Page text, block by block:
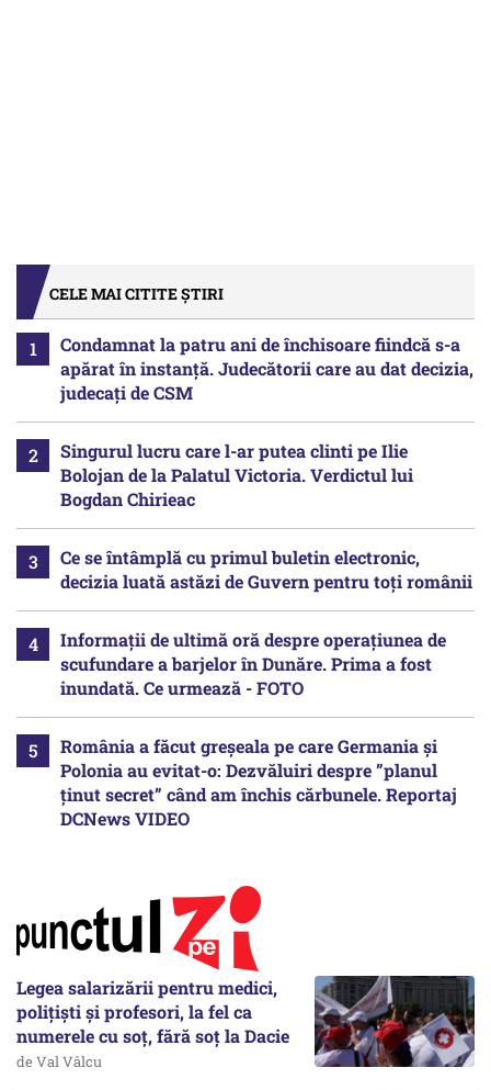
CELE MAI CITITE ȘTIRI
Condamnat la patru ani de închisoare fiindcă s-a
apărat în instanță. Judecătorii care au dat decizia,
judecați de CSM
Singurul lucru care l-ar putea clinti pe Ilie
Bolojan de la Palatul Victoria. Verdictul lui
Bogdan Chirieac
Ce se întâmplă cu primul buletin electronic,
decizia luată astăzi de Guvern pentru toți românii
Informații de ultimă oră despre operațiunea de
scufundare a barjelor în Dunăre. Prima a fost
inundată. Ce urmează - FOTO
România a făcut greșeala pe care Germania și
Polonia au evitat-o: Dezvăluiri despre ”planul
ținut secret” când am închis cărbunele. Reportaj
DCNews VIDEO
Legea salarizării pentru medici,
polițiști și profesori, la fel ca
numerele cu soț, fără soț la Dacie
de Val Vâlcu